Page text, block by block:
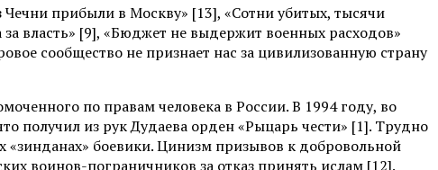
Чечни прибыли в Москву» [13], «Сотни убитых, тысячи
власть» [9], «Бюджет не выдержит военных расходов»
сообщество не признает нас за цивилизованную страну
по правам человека в России. В 1994 году, во
получил из рук Дудаева орден «Рыцарь чести» [1]. Трудно
«зинданах» боевики. Цинизм призывов к добровольной
воинов-пограничников за отказ принять ислам [12].